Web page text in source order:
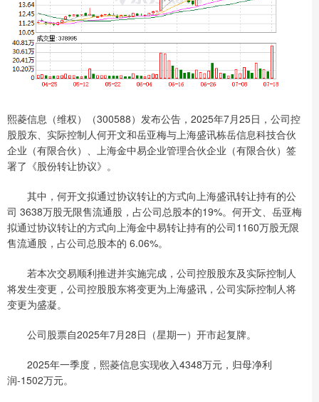
熙菱信息（维权）（300588）发布公告，2025年7月25日，公司控
股股东、实际控制人何开文和岳亚梅与上海盛讯栋岳信息科技合伙
企业（有限合伙）、上海金中易企业管理合伙企业（有限合伙）签
署了《股份转让协议》。
其中，何开文拟通过协议转让的方式向上海盛讯转让持有的公
司 3638万股无限售流通股，占公司总股本的19%。何开文、岳亚梅
拟通过协议转让的方式向上海金中易转让持有的公司1160万股无限
售流通股，占公司总股本的 6.06%。
若本次交易顺利推进并实施完成，公司控股股东及实际控制人
将发生变更，公司控股股东将变更为上海盛讯，公司实际控制人将
变更为盛凝。
公司股票自2025年7月28日（星期一）开市起复牌。
2025年一季度，熙菱信息实现收入4348万元，归母净利
润-1502万元。